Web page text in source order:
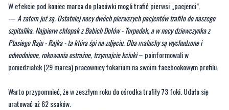
W efekcie pod koniec marca do placówki mogli trafić pierwsi „pacjenci”.
—A zatem już są. Ostatniej nocy dwóch pierwszych pacjentów trafiło do naszego
szpitalika. Najpierw chłopak z Babich Dołów - Torpedek, a w nocy dziewczynka z
Ptasiego Raju - Rajka - ta która śpi na zdjęciu. Oba maluchy są wychudzone i
odwodnione, rokowania ostrożne, trzymajcie kciuki– poinformowali w
poniedziałek (29 marca) pracownicy fokarium na swoim facebookowym profilu.
Warto przypomnieć, że w zeszłym roku do ośrodka trafiły 73 foki. Udało się
uratować aż 62 ssaków.